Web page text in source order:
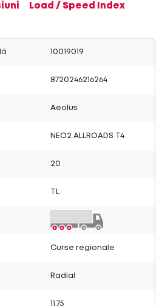
Load / Speed Index
10019019
8720246216264
Aeolus
NEO2 ALLROADS T4
20
Curse regionale
Radial
11,75